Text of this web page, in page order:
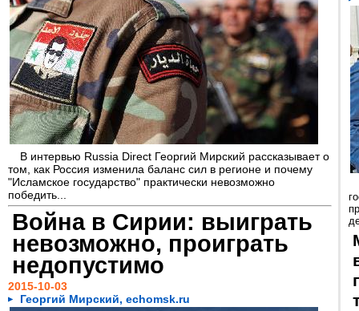
В интервью Russia Direct Георгий Мирский рассказывает о
том, как Россия изменила баланс сил в регионе и почему
"Исламское государство" практически невозможно
победить...
Война в Cирии: выиграть
невозможно, проиграть
недопустимо
2015-10-03
Георгий Мирский, echomsk.ru